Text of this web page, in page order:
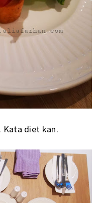
Kata diet kan.